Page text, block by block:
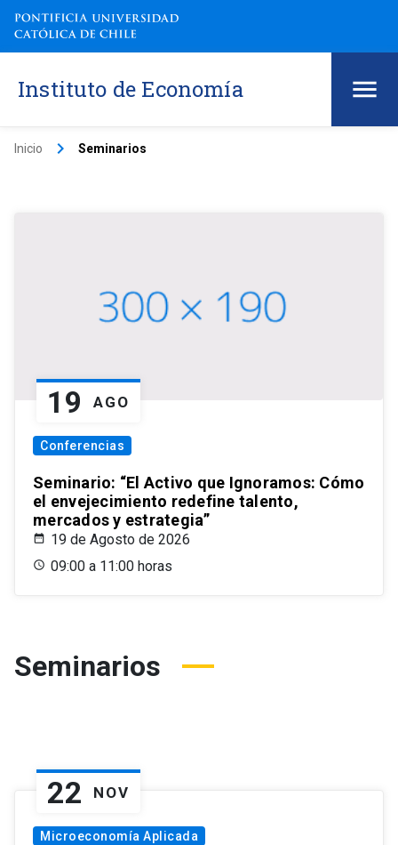
Instituto de Economía
Inicio keyboard_arrow_right Seminarios
19 AGO
Conferencias
Seminario: “El Activo que Ignoramos: Cómo
el envejecimiento redefine talento,
mercados y estrategia”
19 de Agosto de 2026
09:00 a 11:00 horas
Seminarios
22 NOV
Microeconomía Aplicada